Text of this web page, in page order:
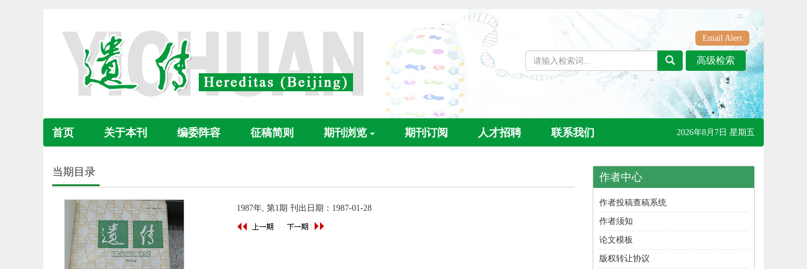
Email Alert
首页 关于本刊 编委阵容 征稿简则 期刊浏览 期刊订阅 人才招聘 联系我们 2026年8月7日 星期五
当期目录
1987年, 第1期 刊出日期：1987-01-28
作者中心
作者投稿查稿系统
作者须知
论文模板
版权转让协议